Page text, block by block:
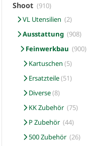
Shoot (910)
VL Utensilien (2)
Ausstattung (908)
Feinwerkbau (900)
Kartuschen (5)
Ersatzteile(51)
Diverse(8)
KK Zubehör (75)
P Zubehör (44)
500 Zubehör (26)